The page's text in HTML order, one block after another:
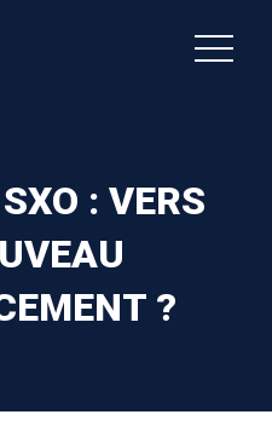
: VERS
?